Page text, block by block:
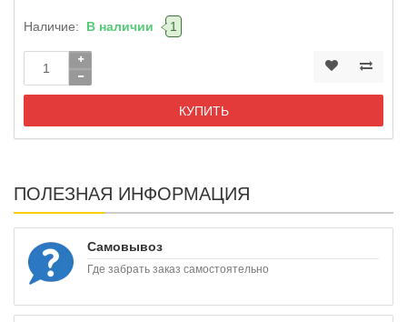
Наличие: В наличии 1
КУПИТЬ
ПОЛЕЗНАЯ ИНФОРМАЦИЯ
Самовывоз
Где забрать заказ самостоятельно